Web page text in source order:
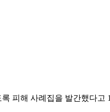
피해 사례집을 발간했다고